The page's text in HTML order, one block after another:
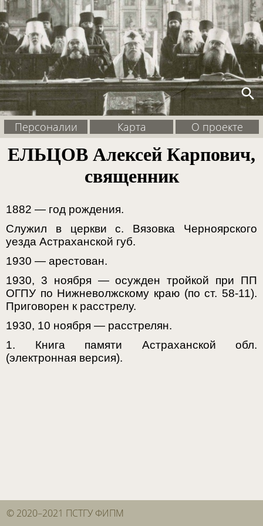
Персоналии Карта О проекте
search
ЕЛЬЦОВ Алексей Карпович,
священник
1882 — год рождения.
Служил в церкви с. Вязовка Черноярского
уезда Астраханской губ.
1930 — арестован.
1930, 3 ноября — осужден тройкой при ПП
ОГПУ по Нижневолжскому краю (по ст. 58-11).
Приговорен к расстрелу.
1930, 10 ноября — расстрелян.
1. Книга памяти Астраханской обл.
(электронная версия).
© 2020–2021 ПСТГУ ФИПМ